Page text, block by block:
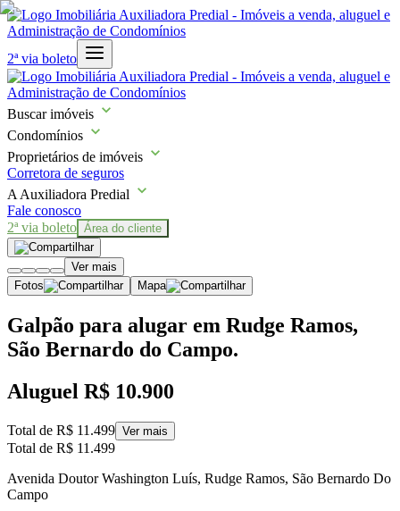
2ª via boleto
Buscar imóveis
Condomínios
Proprietários de imóveis
Corretora de seguros
A Auxiliadora Predial
Fale conosco
2ª via boleto Área do cliente
Ver mais
Fotos
Mapa
Galpão para alugar em Rudge Ramos,
São Bernardo do Campo.
Aluguel R$ 10.900
Total de R$ 11.499 Ver mais
Total de R$ 11.499
Avenida Doutor Washington Luís, Rudge Ramos, São Bernardo Do
Campo